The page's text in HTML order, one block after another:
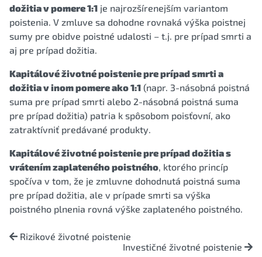
dožitia v pomere 1:1 je najrozšírenejším variantom
poistenia. V zmluve sa dohodne rovnaká výška poistnej
sumy pre obidve poistné udalosti – t.j. pre prípad smrti a
aj pre prípad dožitia.
Kapitálové životné poistenie pre prípad smrti a
dožitia v inom pomere ako 1:1 (napr. 3-násobná poistná
suma pre prípad smrti alebo 2-násobná poistná suma
pre prípad dožitia) patria k spôsobom poisťovní, ako
zatraktívniť predávané produkty.
Kapitálové životné poistenie pre prípad dožitia s
vrátením zaplateného poistného, ktorého princíp
spočíva v tom, že je zmluvne dohodnutá poistná suma
pre prípad dožitia, ale v prípade smrti sa výška
poistného plnenia rovná výške zaplateného poistného.
Rizikové životné poistenie
Investičné životné poistenie